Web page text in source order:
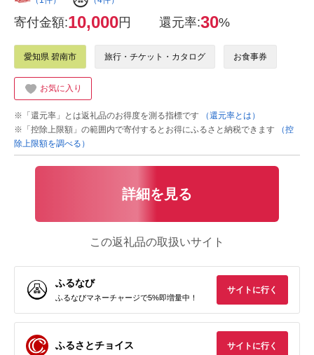
寄付金額:10,000円 還元率:30%
愛知県 碧南市 旅行・チケット・カタログ お食事券
お気に入り
※「還元率」とは返礼品のお得度を測る指標です
（還元率とは）
※「控除上限額」の範囲内で寄付するとお得にふるさと納税できます
（控
除上限額を調べる）
詳細を見る
この返礼品の取扱いサイト
ふるなび
ふるなびマネーチャージで5%即増量中！
サイトに行く
ふるさとチョイス サイトに行く